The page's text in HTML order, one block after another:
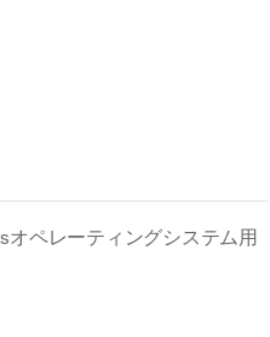
ペレーティングシステム用